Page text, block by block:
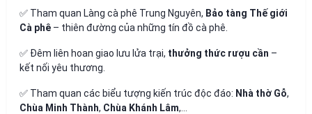
✅ Tham quan Làng cà phê Trung Nguyên, Bảo tàng Thế giới
Cà phê – thiên đường của những tín đồ cà phê.
✅ Đêm liên hoan giao lưu lửa trại, thưởng thức rượu cần –
kết nối yêu thương.
✅ Tham quan các biểu tượng kiến trúc độc đáo: Nhà thờ Gỗ,
Chùa Minh Thành, Chùa Khánh Lâm,…